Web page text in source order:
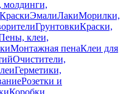
молдинги,
КраскиЭмалиЛакиМорилки,
ГрунтовкиКраски,
клеи,
Монтажная пенаКлеи для
Очистители,
Герметики,
Розетки и
Коробки